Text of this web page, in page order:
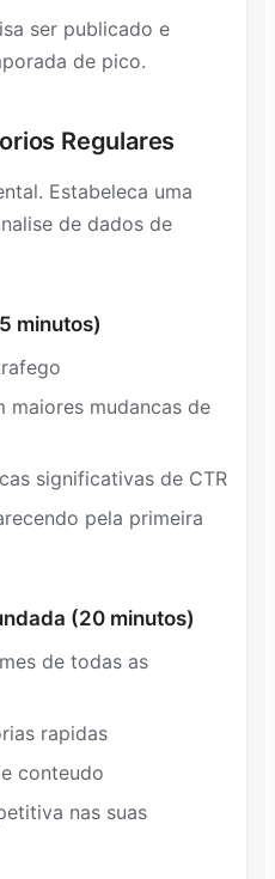
ser publicado e
de pico.
Regulares
Estabeleca uma
de dados de
minutos)
maiores mudancas de
significativas de CTR
pela primeira
(20 minutos)
de todas as
rapidas
conteudo
nas suas